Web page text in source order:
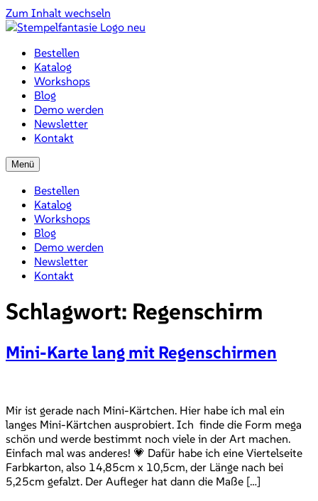
Zum Inhalt wechseln
Bestellen
Katalog
Workshops
Blog
Demo werden
Newsletter
Kontakt
Menü
Bestellen
Katalog
Workshops
Blog
Demo werden
Newsletter
Kontakt
Schlagwort: Regenschirm
Mini-Karte lang mit Regenschirmen
Mir ist gerade nach Mini-Kärtchen. Hier habe ich mal ein
langes Mini-Kärtchen ausprobiert. Ich finde die Form mega
schön und werde bestimmt noch viele in der Art machen.
Einfach mal was anderes! 💗 Dafür habe ich eine Viertelseite
Farbkarton, also 14,85cm x 10,5cm, der Länge nach bei
5,25cm gefalzt. Der Aufleger hat dann die Maße […]